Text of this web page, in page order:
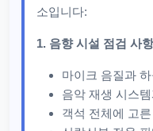
소입니다:
1. 음향 시설 점검 사항
마이크 음질과
음악 재생 시스
객석 전체에 고